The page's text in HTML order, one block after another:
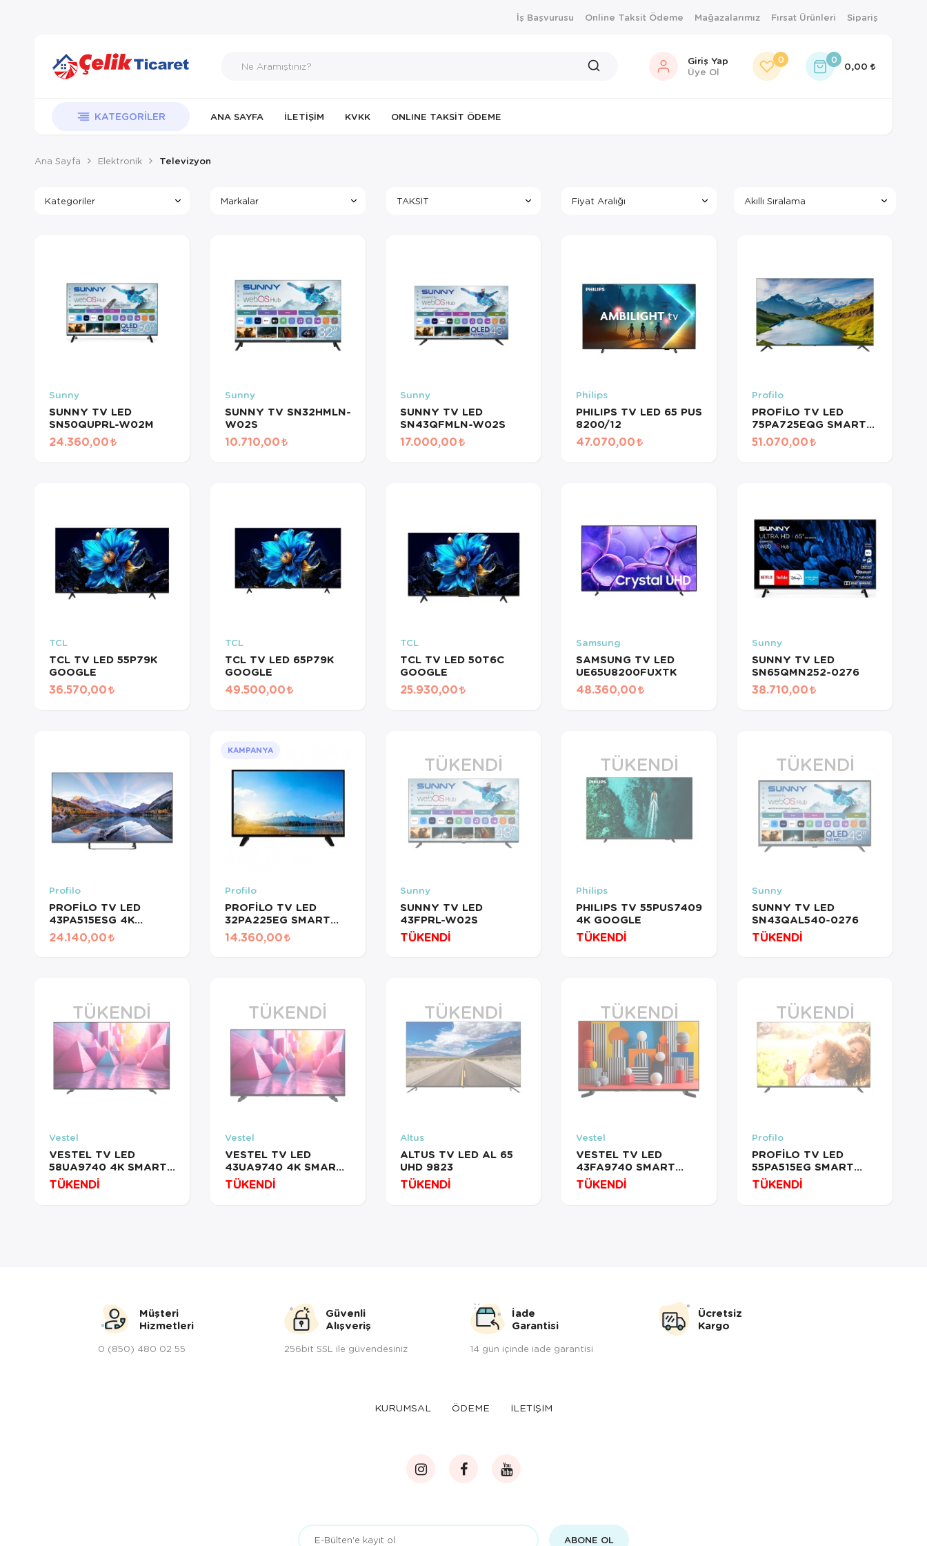
İş Başvurusu Online Taksit Ödeme Mağazalarımız Fırsat Ürünleri Sipariş
Giriş Yap
Üye Ol
0 0
0,00
KATEGORILER ANA SAYFA İLETIŞIM KVKK ONLINE TAKSIT ÖDEME
Ana Sayfa Elektronik Televizyon
Kategoriler Markalar TAKSİT Fiyat Aralığı
Sunny
SUNNY TV LED
SN50QUPRL-W02M
24.360,00
Sunny
SUNNY TV SN32HMLN-
W02S
10.710,00
Sunny
SUNNY TV LED
SN43QFMLN-W02S
17.000,00
Philips
PHILIPS TV LED 65 PUS
8200/12
47.070,00
Profilo
PROFİLO TV LED
75PA725EQG SMART
4K GOOGLE
51.070,00
TCL
TCL TV LED 55P79K
GOOGLE
36.570,00
TCL
TCL TV LED 65P79K
GOOGLE
49.500,00
TCL
TCL TV LED 50T6C
GOOGLE
25.930,00
Samsung
SAMSUNG TV LED
UE65U8200FUXTK
48.360,00
Sunny
SUNNY TV LED
SN65QMN252-0276
38.710,00
Profilo
PROFİLO TV LED
43PA515ESG 4K
ANDROID
24.140,00
KAMPANYA
Profilo
PROFİLO TV LED
32PA225EG SMART
DVBS2
14.360,00
TÜKENDI
Sunny
SUNNY TV LED
43FPRL-W02S
TÜKENDİ
TÜKENDI
Philips
PHILIPS TV 55PUS7409
4K GOOGLE
TÜKENDİ
TÜKENDI
Sunny
SUNNY TV LED
SN43QAL540-0276
TÜKENDİ
TÜKENDI
Vestel
VESTEL TV LED
58UA9740 4K SMART
ANDROID 20278798
TÜKENDİ
TÜKENDI
Vestel
VESTEL TV LED
43UA9740 4K SMART
ANDROID 20278783
TÜKENDİ
TÜKENDI
Altus
ALTUS TV LED AL 65
UHD 9823
TÜKENDİ
TÜKENDI
Vestel
VESTEL TV LED
43FA9740 SMART
ANDROID 20278781
TÜKENDİ
TÜKENDI
Profilo
PROFİLO TV LED
55PA515EG SMART
ANDROID
TÜKENDİ
Müşteri
Hizmetleri
0 (850) 480 02 55
Güvenli
Alışveriş
256bit SSL ile güvendesiniz
İade
Garantisi
14 gün içinde iade garantisi
Ücretsiz
Kargo
KURUMSAL ÖDEME İLETİŞİM
ABONE OL